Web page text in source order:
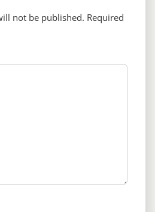
not be published. Required